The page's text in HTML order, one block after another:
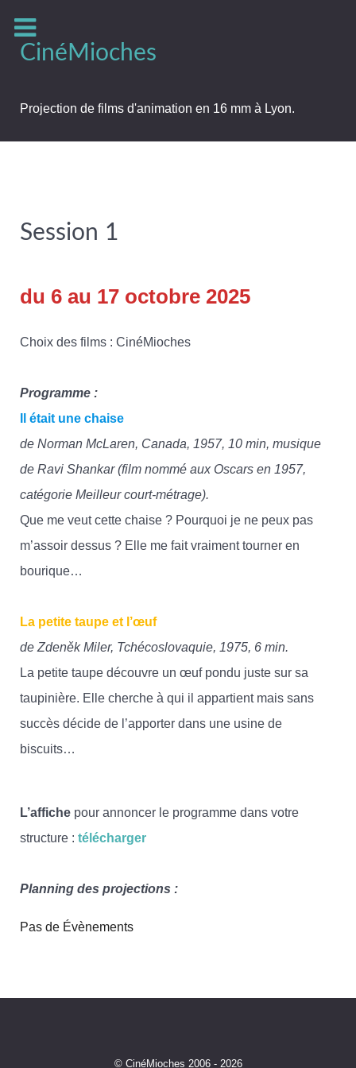
CinéMioches
Projection de films d'animation en 16 mm à Lyon.
Session 1
du 6 au 17 octobre 2025
Choix des films : CinéMioches
Programme :
Il était une chaise
de Norman McLaren, Canada, 1957, 10 min, musique
de Ravi Shankar (film nommé aux Oscars en 1957,
catégorie Meilleur court-métrage).
Que me veut cette chaise ? Pourquoi je ne peux pas
m’assoir dessus ? Elle me fait vraiment tourner en
bourique…
La petite taupe et l’œuf
de Zdeněk Miler, Tchécoslovaquie, 1975, 6 min.
La petite taupe découvre un œuf pondu juste sur sa
taupinière. Elle cherche à qui il appartient mais sans
succès décide de l’apporter dans une usine de
biscuits…
L’affiche pour annoncer le programme dans votre
structure : télécharger
Planning des projections :
Pas de Évènements
© CinéMioches 2006 - 2026